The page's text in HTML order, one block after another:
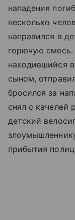
нападения
несколько
направился в
горючую смесь.
находившийся
сыном,
бросился за
снял с качелей
детский
прибытия